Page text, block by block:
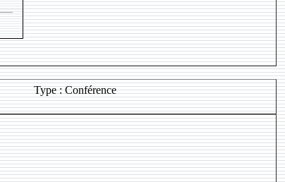
Type : Conférence